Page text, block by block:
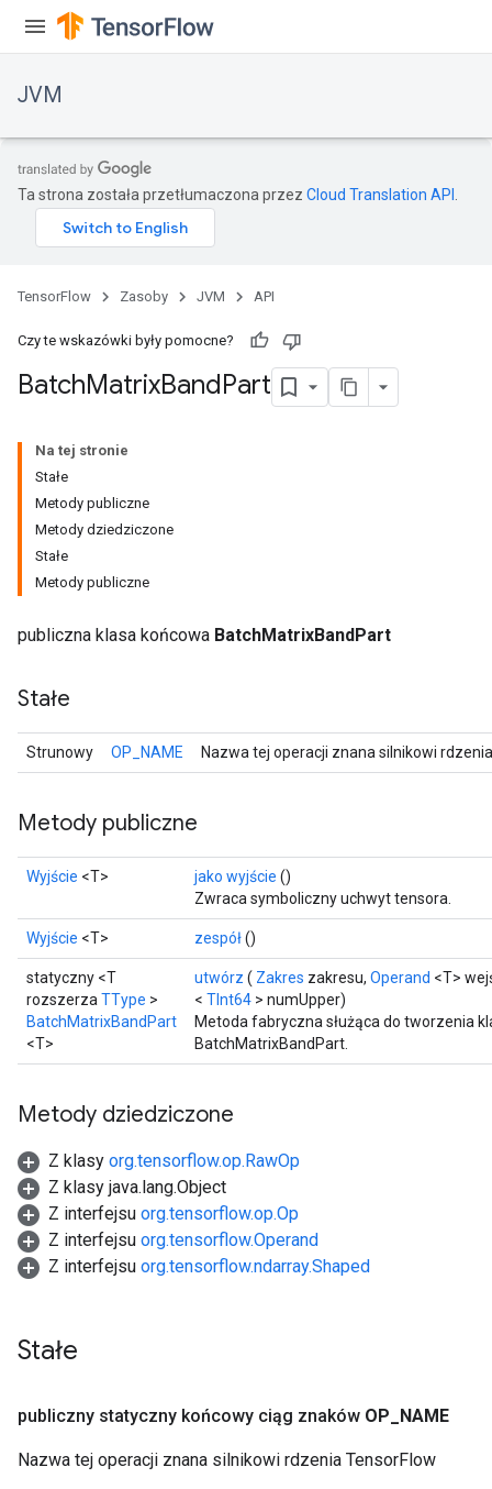
JVM
Ta strona została przetłumaczona przez Cloud Translation API
TensorFlow Zasoby JVM API
Czy te wskazówki były pomocne?
BatchMatrixBandPart
Na tej stronie
Stałe
Metody publiczne
Metody dziedziczone
Stałe
Metody publiczne
publiczna klasa końcowa BatchMatrixBandPart
Stałe
Strunowy OP_NAME Nazwa tej operacji znana silnikowi
Metody publiczne
Wyjście <T> jako wyjście ()
Zwraca symboliczny uchwyt tensora.
Wyjście <T> zespół()
statyczny <T
rozszerza TType >
BatchMatrixBandPart
<T>
utwórz ( Zakres zakresu, Operand <T>
< TInt64 > numUpper)
Metoda fabryczna służąca do tworzenia
BatchMatrixBandPart.
Metody dziedziczone
Z klasy org.tensorflow.op.RawOp
Z klasy java.lang.Object
Z interfejsu org.tensorflow.op.Op
Z interfejsu org.tensorflow.Operand
Z interfejsu org.tensorflow.ndarray.Shaped
Stałe
publiczny statyczny końcowy ciąg znaków OP NAME
Nazwa tej operacji znana silnikowi rdzenia TensorFlow